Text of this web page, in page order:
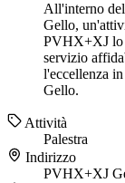
All'interno
Gello,
PVHX+XJ lo
servizio
l'eccellenza
Gello.
Attività
Palestra
Indirizzo
PVHX+XJ